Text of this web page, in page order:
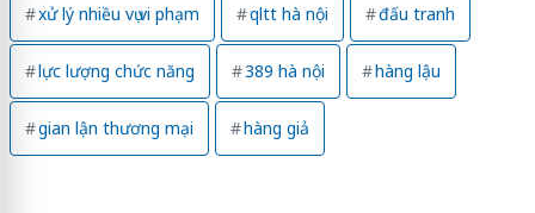
xử lý nhiều vụ vi phạm qltt hà nội đấu tranh
lực lượng chức năng 389 hà nội hàng lậu
gian lận thương mại hàng giả